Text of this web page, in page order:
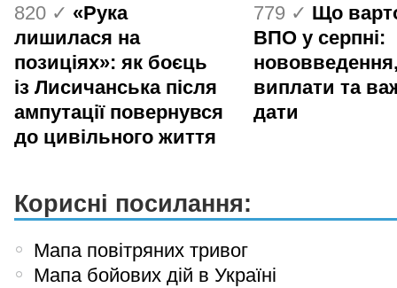
820 ✓ «Рука
лишилася на
позиціях»: як боєць
із Лисичанська після
ампутації повернувся
до цивільного життя
779 ✓ Що
ВПО у серпні:
виплати та
дати
Корисні посилання:
Мапа повітряних тривог
Мапа бойових дій в Україні